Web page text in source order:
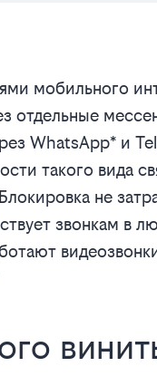
мобильного
отдельные
WhatsApp* и
такого вида
не
звонкам в